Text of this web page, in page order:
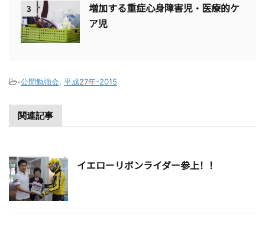
3
増加する重症心身障害児・医療的ケ
ア児
-公開勉強会, 平成27年-2015
関連記事
イエローリボンライダー参上！！